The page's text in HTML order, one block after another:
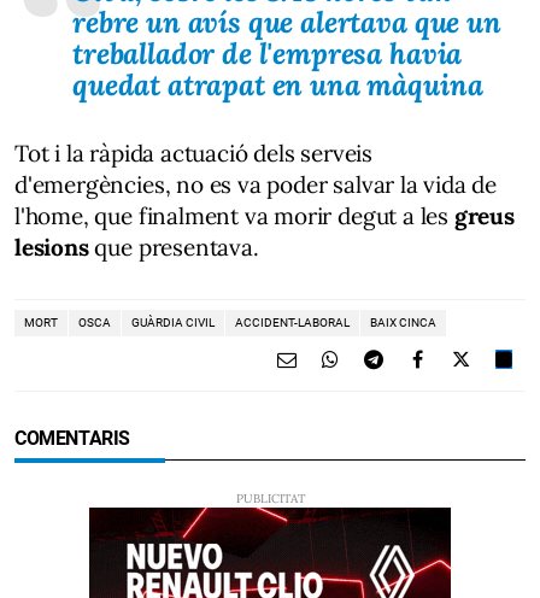
rebre un avís que alertava que un
treballador de l'empresa havia
quedat atrapat en una màquina
Tot i la ràpida actuació dels serveis
d'emergències, no es va poder salvar la vida de
l'home, que finalment va morir degut a les greus
lesionsque presentava.
MORT OSCA GUÀRDIA CIVIL ACCIDENT-LABORAL BAIX CINCA
COMENTARIS